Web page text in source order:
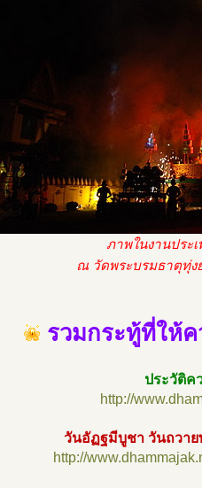
ภาพในงานประ
ณ วัดพระบรมธาตุทุ่ง
รวมกระทู้ที่ให้ค
ประวัติค
http://
วันอัฏฐมีบูชา วันถวาย
http://